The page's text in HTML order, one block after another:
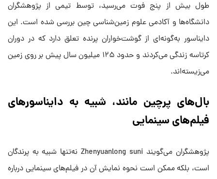
طول بیش از پنج فوت می‌رسید، توسط تیمی از پژوهشگران
دانشگاه‌ها و آکادمی علوم زمین‌شناسی چین بررسی شده است. این
دایناسور به‌گونه‌ای از گوشت‌خواران پرنده تعلق دارد که در دوران
کرتاسه زندگی می‌کردند و حدود ۱۲۵ میلیون سال پیش بر روی زمین
می‌زیسته‌اند.
بال‌های پرچین مانند، شبیه به دایناسورهای
فیلم‌های سینمایی
پژوهشگران می‌گویند Zhenyuanlong suni نه‌تنها شبیه به پرندگان
است، بلکه ممکن است نحوه نمایش آن در فیلم‌های سینمایی درباره